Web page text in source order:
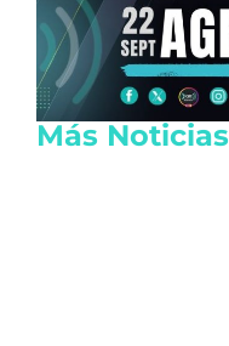
Más Noticias